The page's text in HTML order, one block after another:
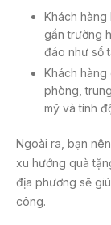
Khách hàng
gần trường
đáo như sổ
Khách hàng
phòng,
mỹ và tính
Ngoài ra, bạn
xu hướng quà
địa phương sẽ
công.